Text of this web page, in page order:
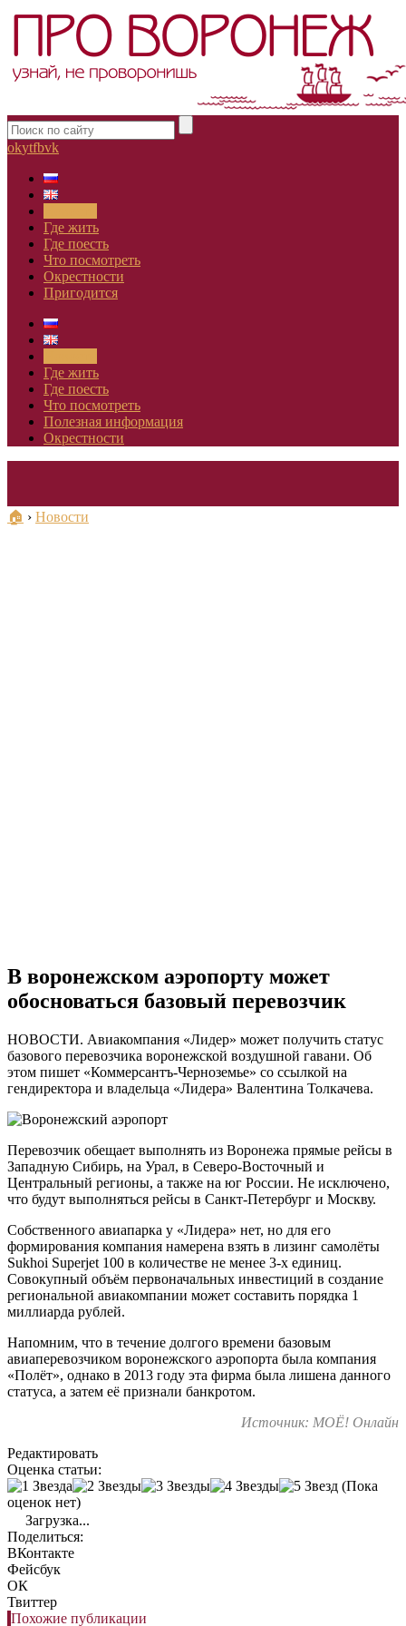
okytfbvk
Где жить
Где поесть
Что посмотреть
Окрестности
Пригодится
Где жить
Где поесть
Что посмотреть
Полезная информация
Окрестности
🏠 › Новости
В воронежском аэропорту может
обосноваться базовый перевозчик
НОВОСТИ. Авиакомпания «Лидер» может получить статус
базового перевозчика воронежской воздушной гавани. Об
этом пишет «Коммерсантъ-Черноземье» со ссылкой на
гендиректора и владельца «Лидера» Валентина Толкачева.
Перевозчик обещает выполнять из Воронежа прямые рейсы в
Западную Сибирь, на Урал, в Северо-Восточный и
Центральный регионы, а также на юг России. Не исключено,
что будут выполняться рейсы в Санкт-Петербург и Москву.
Собственного авиапарка у «Лидера» нет, но для его
формирования компания намерена взять в лизинг самолёты
Sukhoi Superjet 100 в количестве не менее 3-х единиц.
Совокупный объём первоначальных инвестиций в создание
региональной авиакомпании может составить порядка 1
миллиарда рублей.
Напомним, что в течение долгого времени базовым
авиаперевозчиком воронежского аэропорта была компания
«Полёт», однако в 2013 году эта фирма была лишена данного
статуса, а затем её признали банкротом.
Источник: МОЁ! Онлайн
Редактировать
Оценка статьи:
(Пока
оценок нет)
Загрузка...
Поделиться:
ВКонтакте
Фейсбук
ОК
Твиттер
Похожие публикации